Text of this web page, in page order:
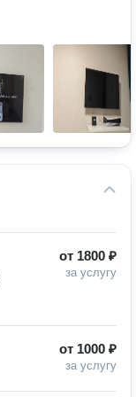
от 1800 ₽
за услугу
от 1000 ₽
за услугу